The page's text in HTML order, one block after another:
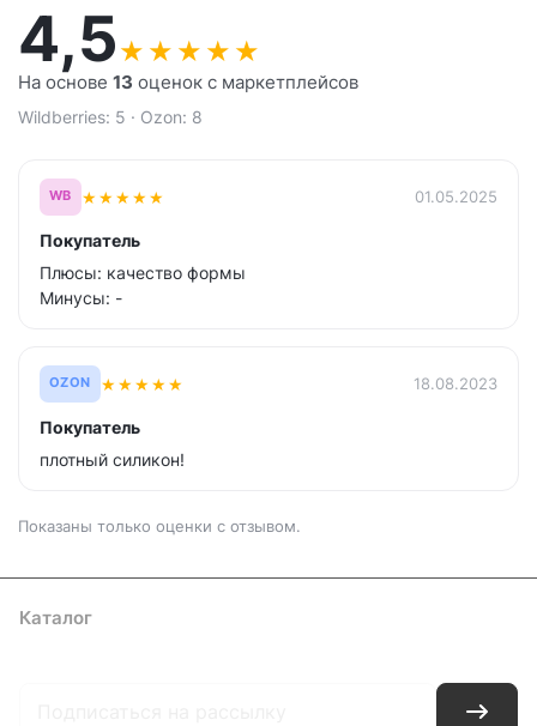
4,5★ ★ ★ ★ ★
На основе 13 оценок с маркетплейсов
Wildberries: 5 · Ozon: 8
WB ★★★★★ 01.05.2025
Покупатель
Плюсы: качество формы
Минусы: -
OZON ★★★★★ 18.08.2023
Покупатель
плотный силикон!
Показаны только оценки с отзывом.
Каталог